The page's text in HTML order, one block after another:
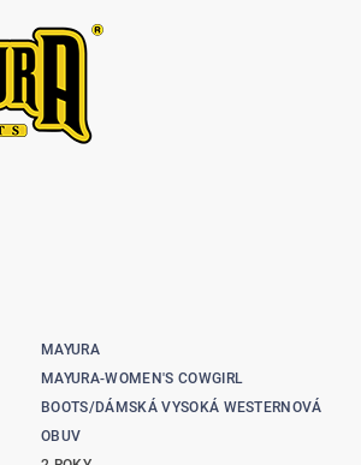
MAYURA
MAYURA-WOMEN'S COWGIRL
BOOTS/DÁMSKÁ VYSOKÁ WESTERNOVÁ
OBUV